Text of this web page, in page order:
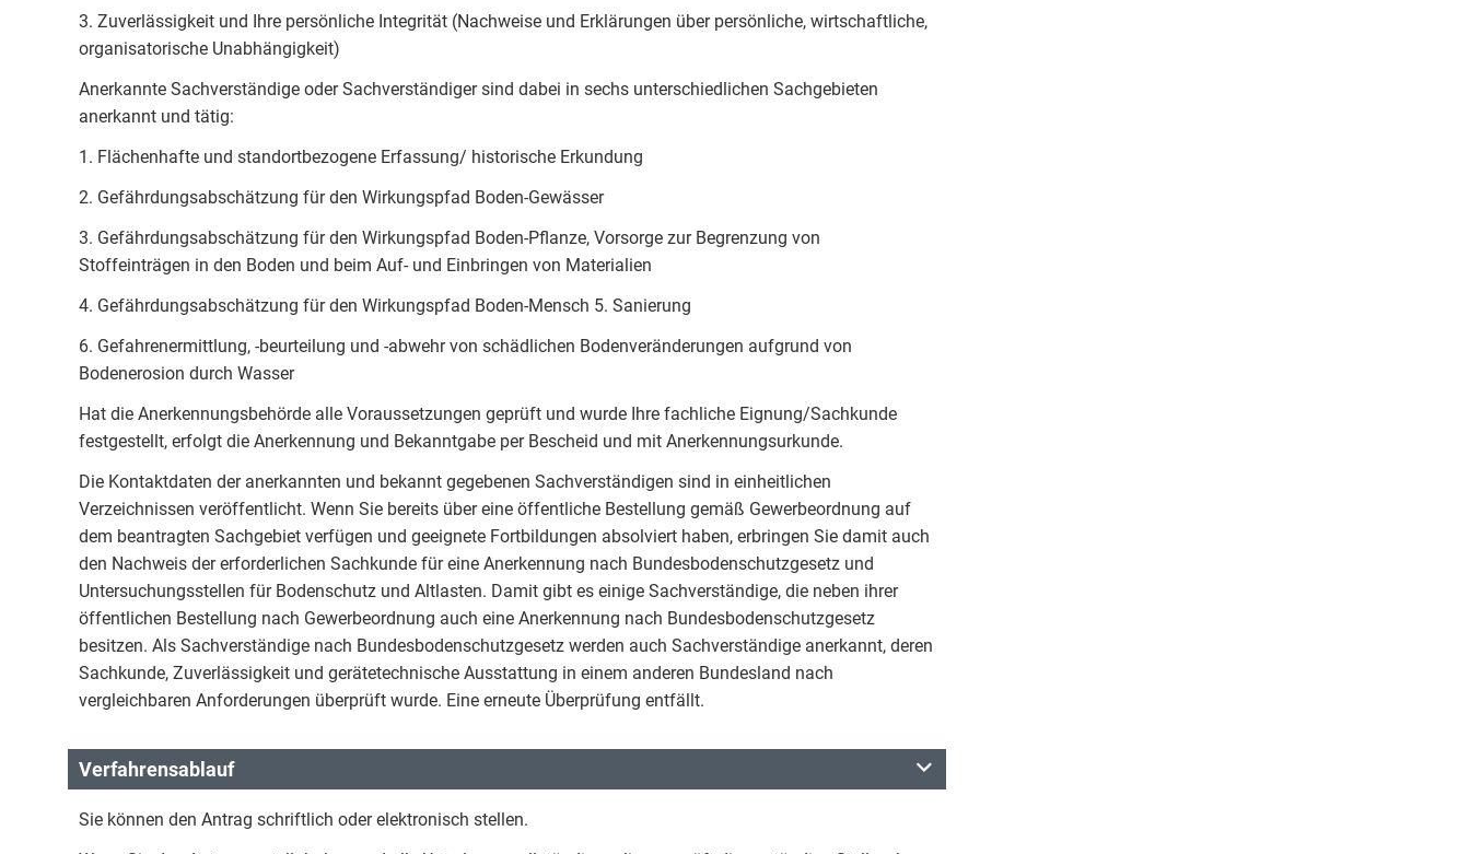
3. Zuverlässigkeit und Ihre persönliche Integrität (Nachweise und Erklärungen über persönliche, wirtschaftliche,
organisatorische Unabhängigkeit)
Anerkannte Sachverständige oder Sachverständiger sind dabei in sechs unterschiedlichen Sachgebieten
anerkannt und tätig:
1. Flächenhafte und standortbezogene Erfassung/ historische Erkundung
2. Gefährdungsabschätzung für den Wirkungspfad Boden-Gewässer
3. Gefährdungsabschätzung für den Wirkungspfad Boden-Pflanze, Vorsorge zur Begrenzung von
Stoffeinträgen in den Boden und beim Auf- und Einbringen von Materialien
4. Gefährdungsabschätzung für den Wirkungspfad Boden-Mensch 5. Sanierung
6. Gefahrenermittlung, -beurteilung und -abwehr von schädlichen Bodenveränderungen aufgrund von
Bodenerosion durch Wasser
Hat die Anerkennungsbehörde alle Voraussetzungen geprüft und wurde Ihre fachliche Eignung/Sachkunde
festgestellt, erfolgt die Anerkennung und Bekanntgabe per Bescheid und mit Anerkennungsurkunde.
Die Kontaktdaten der anerkannten und bekannt gegebenen Sachverständigen sind in einheitlichen
Verzeichnissen veröffentlicht. Wenn Sie bereits über eine öffentliche Bestellung gemäß Gewerbeordnung auf
dem beantragten Sachgebiet verfügen und geeignete Fortbildungen absolviert haben, erbringen Sie damit auch
den Nachweis der erforderlichen Sachkunde für eine Anerkennung nach Bundesbodenschutzgesetz und
Untersuchungsstellen für Bodenschutz und Altlasten. Damit gibt es einige Sachverständige, die neben ihrer
öffentlichen Bestellung nach Gewerbeordnung auch eine Anerkennung nach Bundesbodenschutzgesetz
besitzen. Als Sachverständige nach Bundesbodenschutzgesetz werden auch Sachverständige anerkannt, deren
Sachkunde, Zuverlässigkeit und gerätetechnische Ausstattung in einem anderen Bundesland nach
vergleichbaren Anforderungen überprüft wurde. Eine erneute Überprüfung entfällt.
Verfahrensablauf
Sie können den Antrag schriftlich oder elektronisch stellen.